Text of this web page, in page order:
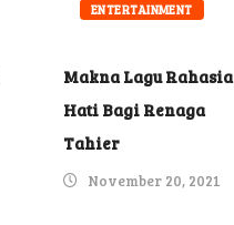
ENTERTAINMENT
Makna Lagu Rahasia
Hati Bagi Renaga
Tahier
November 20, 2021